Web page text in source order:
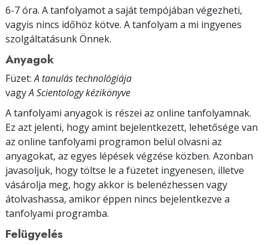
6-7 óra. A tanfolyamot a saját tempójában végezheti,
vagyis nincs időhöz kötve. A tanfolyam a mi ingyenes
szolgáltatásunk Önnek.
Anyagok
Füzet:A tanulás technológiája
vagyA Scientology kézikönyve
A tanfolyami anyagok is részei az online tanfolyamnak.
Ez azt jelenti, hogy amint bejelentkezett, lehetősége van
az online tanfolyami programon belül olvasni az
anyagokat, az egyes lépések végzése közben. Azonban
javasoljuk, hogy töltse le a füzetet ingyenesen, illetve
vásárolja meg, hogy akkor is belenézhessen vagy
átolvashassa, amikor éppen nincs bejelentkezve a
tanfolyami programba.
Felügyelés